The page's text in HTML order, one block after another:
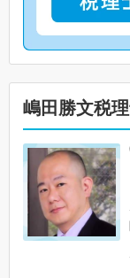
嶋田勝文税